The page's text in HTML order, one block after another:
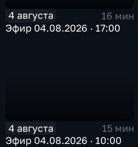
4 августа
16 мин
Эфир 04.08.2026 · 17:00
4 августа
15 мин
Эфир 04.08.2026 · 10:00